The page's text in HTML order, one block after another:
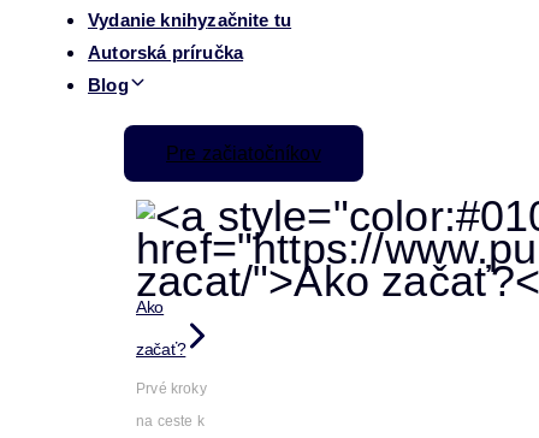
Vydanie knihyzačnite tu
Autorská príručka
Blog
Pre začiatočníkov
Ako
začať?
Prvé kroky
na ceste k